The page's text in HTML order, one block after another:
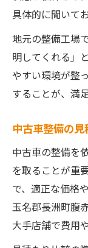
具体的に聞いて
地元の整備工場
明してくれる」
やすい環境が整
することが、満
中古車整備の
中古車の整備を
を取ることが重
で、適正な価格
玉名郡長洲町腹
大手店舗で費用